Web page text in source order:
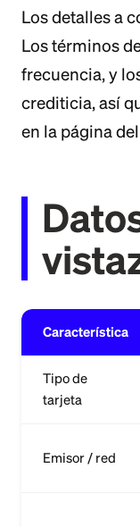
Los detalles a
Los términos
frecuencia, y
crediticia, así
en la página
Característica
Tipo de
tarjeta
Emisor / red